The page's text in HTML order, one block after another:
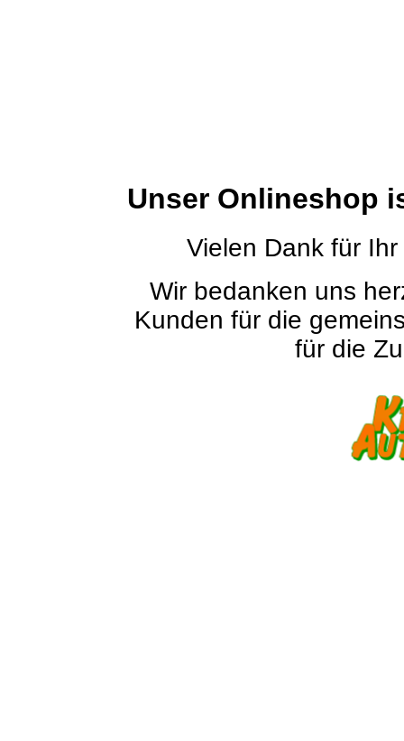
Unser Onlineshop
Vielen Dank für
Wir bedanken uns
Kunden für die
für die